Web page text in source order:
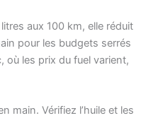
aux 100 km, elle réduit
pour les budgets serrés
où les prix du fuel varient,
main. Vérifiez l’huile et les